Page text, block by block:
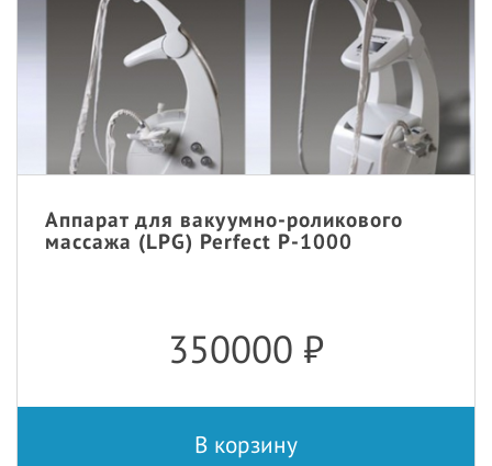
Аппарат для вакуумно-роликового
массажа (LPG) Perfect P-1000
350000 ₽
В корзину